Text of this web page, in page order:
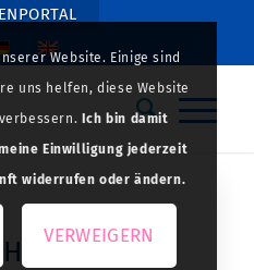
AKTIV IM
Website. Einige sind
uns helfen, diese Website
Ich bin damit
Einwilligung jederzeit
widerrufen oder ändern.
VERWEIGERN